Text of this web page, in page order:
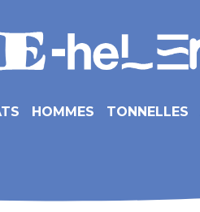
HOMMES TONNELLES